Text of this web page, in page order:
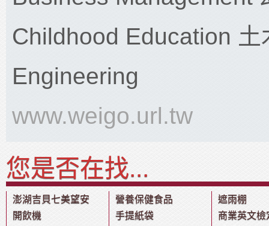
Childhood Education 土
Engineering
www.weigo.url.tw
您是否在找...
澎湖吉貝七美望安 營養保健食品
遮雨棚
開飲機
手提紙袋
商業英文檢